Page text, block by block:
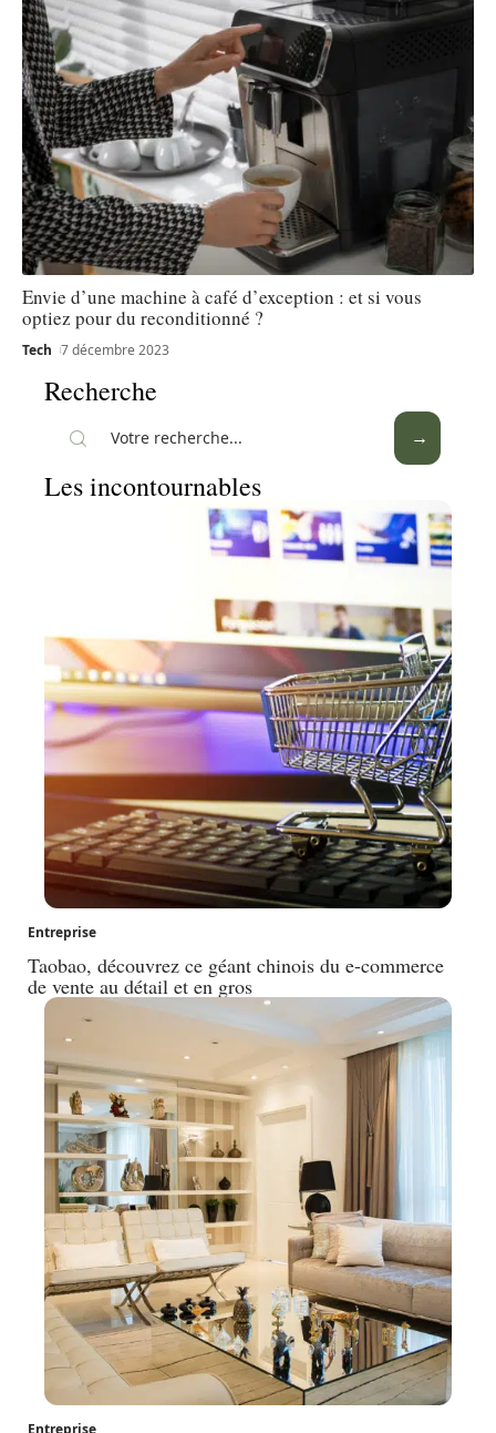
Envie d’une machine à café d’exception : et si vous
optiez pour du reconditionné ?
Tech 7 décembre 2023
Recherche
Les incontournables
Entreprise
Taobao, découvrez ce géant chinois du e-commerce
de vente au détail et en gros